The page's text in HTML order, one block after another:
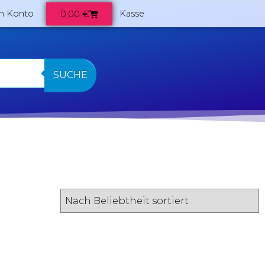
Konto 0,00 € Kasse
SUCHE